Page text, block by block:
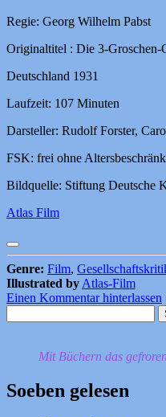
Regie: Georg Wilhelm Pabst
Originaltitel : Die 3-Groschen-
Deutschland 1931
Laufzeit: 107 Minuten
Darsteller: Rudolf Forster,
FSK: frei ohne
Bildquelle: Stiftung Deutsche
Atlas Film
Genre: Film,
Illustrated by Atlas-Film
Einen Kommentar hinterlassen
nach:
Mit Büchern das
Soeben gelesen